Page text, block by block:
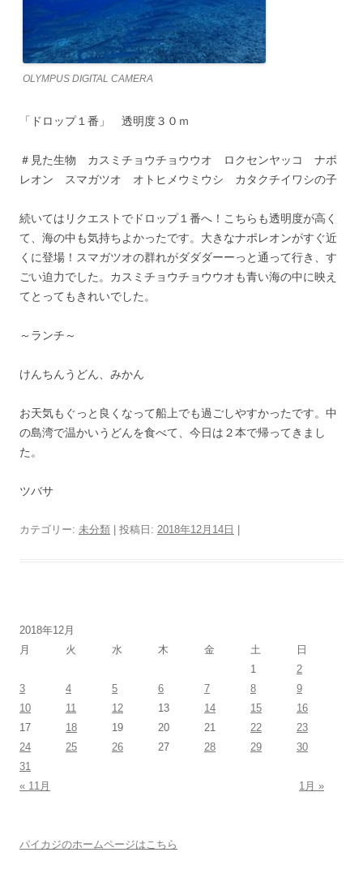
OLYMPUS DIGITAL CAMERA
「ドロップ１番」 透明度３０ｍ
＃見た生物 カスミチョウチョウウオ ロクセンヤッコ ナポ
レオン スマガツオ オトヒメウミウシ カタクチイワシの子
続いてはリクエストでドロップ１番へ！こちらも透明度が高く
て、海の中も気持ちよかったです。大きなナポレオンがすぐ近
くに登場！スマガツオの群れがダダダーーっと通って行き、す
ごい迫力でした。カスミチョウチョウウオも青い海の中に映え
てとってもきれいでした。
～ランチ～
けんちんうどん、みかん
お天気もぐっと良くなって船上でも過ごしやすかったです。中
の島湾で温かいうどんを食べて、今日は２本で帰ってきまし
た。
ツバサ
カテゴリー: 未分類 | 投稿日: 2018年12月14日
2018年12月
月
火 水 木 金 土
日
1
2
3
4 5 6 7 8
9
10
11 12 13 14 15
16
17
18 19 20 21 22
23
24
25 26 27 28 29
30
31
« 11月
1月 »
パイカジのホームページはこちら